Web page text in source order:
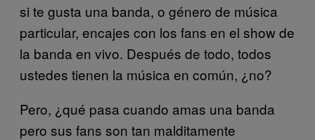
si te gusta una banda, o género de música
particular, encajes con los fans en el show de
la banda en vivo. Después de todo, todos
ustedes tienen la música en común, ¿no?
Pero, ¿qué pasa cuando amas una banda
pero sus fans son tan malditamente